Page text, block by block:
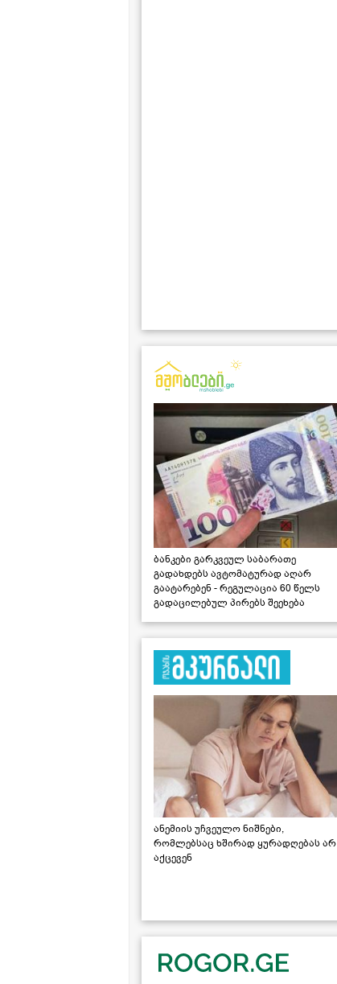
ბანკები გარკვეულ საბარათე
გადახდებს ავტომატურად აღარ
გაატარებენ - რეგულაცია 60 წელს
გადაცილებულ პირებს შეეხება
ანემიის უჩვეულო ნიშნები,
რომლებსაც ხშირად ყურადღებას არ
აქცევენ